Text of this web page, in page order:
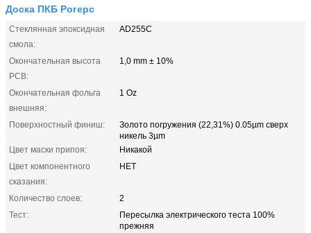
Доска ПКБ Рогерс
Стеклянная эпоксидная
смола:
AD255C
Окончательная высота
PCB:
1,0 mm ± 10%
Окончательная фольга
внешняя:
1 Oz
Поверхностный финиш:
Золото погружения (22,31%) 0.05µm сверх
никель 3µm
Цвет маски припоя:
Никакой
Цвет компонентного
сказания:
НЕТ
Количество слоев:
2
Тест:
Пересылка электрического теста 100%
прежняя